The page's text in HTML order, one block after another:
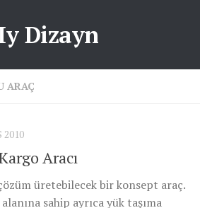
Dizayn
ARAÇ
2010
Aracı
üretebilecek bir konsept araç.
sahip ayrıca yük taşıma